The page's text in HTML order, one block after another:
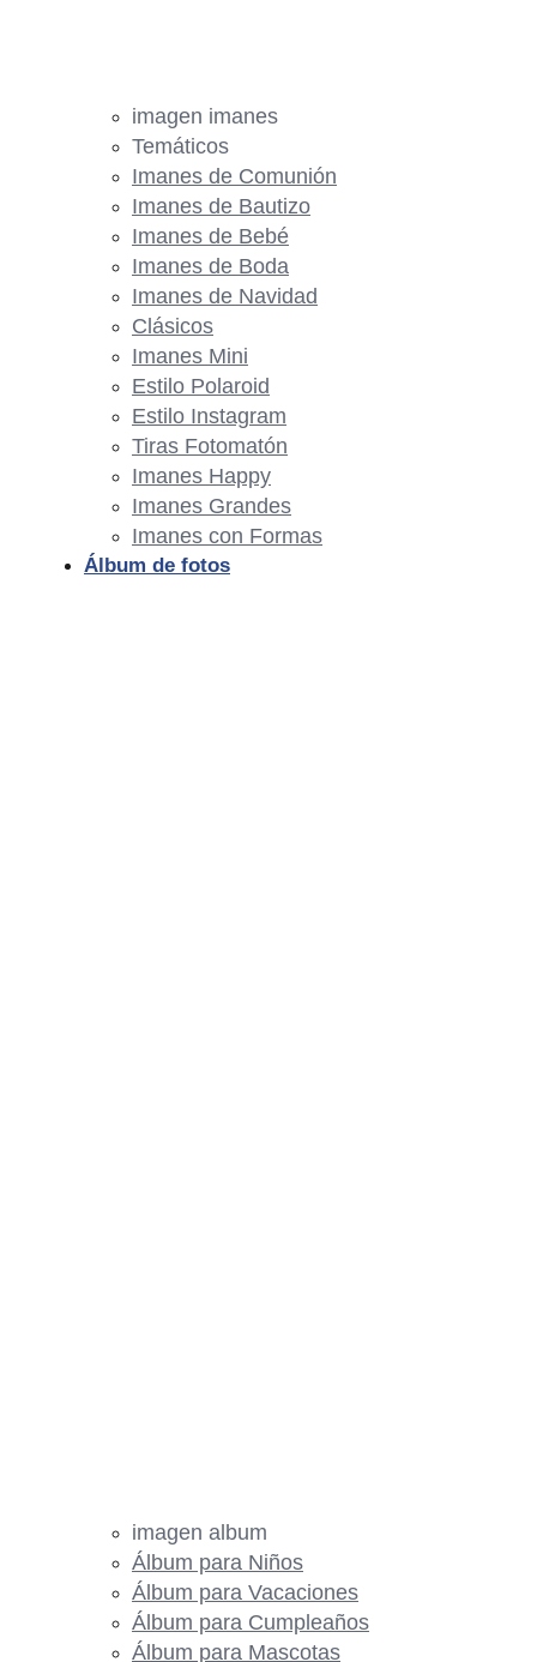
imagen imanes
Temáticos
Imanes de Comunión
Imanes de Bautizo
Imanes de Bebé
Imanes de Boda
Imanes de Navidad
Clásicos
Imanes Mini
Estilo Polaroid
Estilo Instagram
Tiras Fotomatón
Imanes Happy
Imanes Grandes
Imanes con Formas
Álbum de fotos
imagen album
Álbum para Niños
Álbum para Vacaciones
Álbum para Cumpleaños
Álbum para Mascotas